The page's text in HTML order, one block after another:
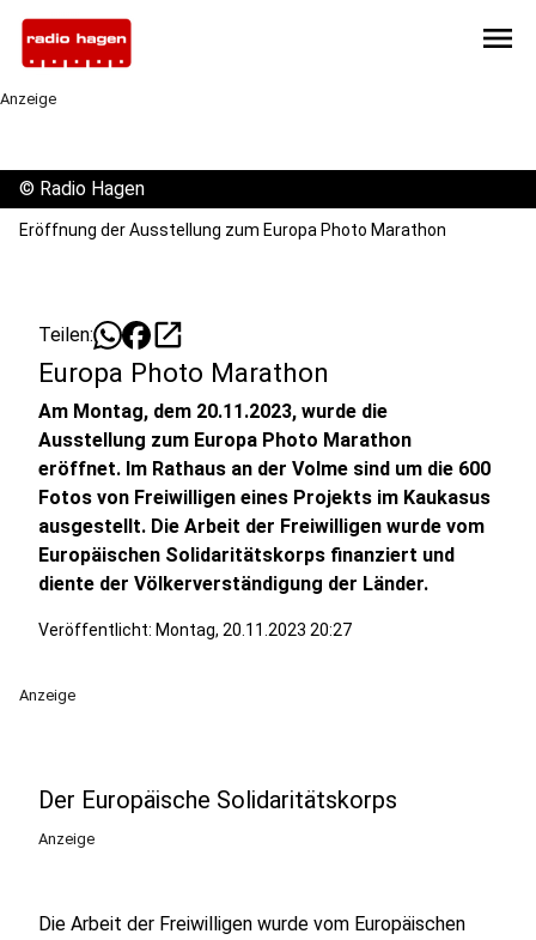
menu
Anzeige
© Radio Hagen
Eröffnung der Ausstellung zum Europa Photo Marathon
Teilen: open_in_new
Europa Photo Marathon
Am Montag, dem 20.11.2023, wurde die
Ausstellung zum Europa Photo Marathon
eröffnet. Im Rathaus an der Volme sind um die 600
Fotos von Freiwilligen eines Projekts im Kaukasus
ausgestellt. Die Arbeit der Freiwilligen wurde vom
Europäischen Solidaritätskorps finanziert und
diente der Völkerverständigung der Länder.
Veröffentlicht: Montag, 20.11.2023 20:27
Anzeige
Der Europäische Solidaritätskorps
Anzeige
Die Arbeit der Freiwilligen wurde vom Europäischen